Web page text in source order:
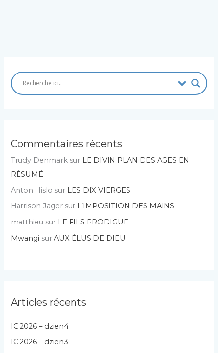
Commentaires récents
Trudy Denmark sur LE DIVIN PLAN DES AGES EN
RÉSUMÉ
Anton Hislo sur LES DIX VIERGES
Harrison Jager sur L’IMPOSITION DES MAINS
matthieu sur LE FILS PRODIGUE
Mwangi surAUX ÉLUS DE DIEU
Articles récents
IC 2026 – dzien4
IC 2026 – dzien3